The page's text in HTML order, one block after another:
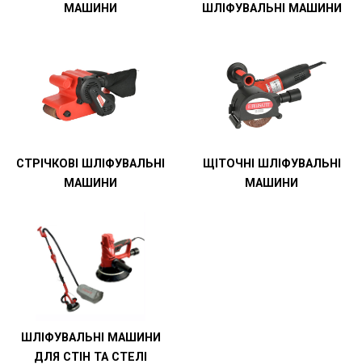
МАШИНИ
ШЛІФУВАЛЬНІ МАШИНИ
СТРІЧКОВІ ШЛІФУВАЛЬНІ
МАШИНИ
ЩІТОЧНІ ШЛІФУВАЛЬНІ
МАШИНИ
ШЛІФУВАЛЬНІ МАШИНИ
ДЛЯ СТІН ТА СТЕЛІ